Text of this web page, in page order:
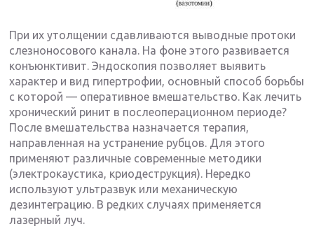
При их утолщении сдавливаются выводные протоки
слезноносового канала. На фоне этого развивается
конъюнктивит. Эндоскопия позволяет выявить
характер и вид гипертрофии, основный способ борьбы
с которой — оперативное вмешательство. Как лечить
хронический ринит в послеоперационном периоде?
После вмешательства назначается терапия,
направленная на устранение рубцов. Для этого
применяют различные современные методики
(электрокаустика, криодеструкция). Нередко
используют ультразвук или механическую
дезинтеграцию. В редких случаях применяется
лазерный луч.